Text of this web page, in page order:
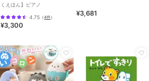
くえほん】ピアノ
4.75 （4件）
¥3,300
¥3,681